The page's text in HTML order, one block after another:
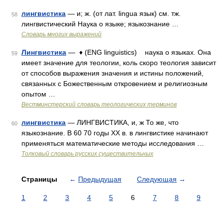
58 лингвистика — и; ж. (от лат. lingua язык) см. тж.
лингвистический Наука о языке; языкознание …
Словарь многих выражений
59 Лингвистика — ♦ (ENG linguistics) наука о языках. Она
имеет значение для теологии, коль скоро теология зависит
от способов выражения значения и истины положений,
связанных с Божественным откровением и религиозным
опытом …
Вестминстерский словарь теологических терминов
60 лингвистика — ЛИНГВИСТИКА, и, ж То же, что
языкознание. В 60 70 годы XX в. в лингвистике начинают
применяться математические методы исследования …
Толковый словарь русских существительных
Страницы ← Предыдущая Следующая →
1 2 3 4 5 6 7 8
9